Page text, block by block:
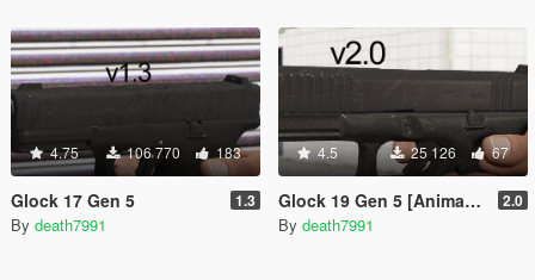
4.75 106 770 183
Glock 17 Gen 5 1.3
By death7991
4.5 25 126 67
Glock 19 Gen 5 [Animated] 2.0
By death7991